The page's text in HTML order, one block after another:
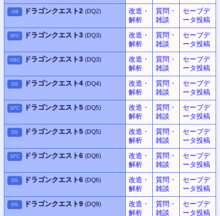
GB ドラゴンクエスト2 (DQ2)
改造・
解析
質問・
雑談
セーブデ
ータ投稿
SFC ドラゴンクエスト3 (DQ3)
改造・
解析
質問・
雑談
セーブデ
ータ投稿
GBC ドラゴンクエスト3 (DQ3)
改造・
解析
質問・
雑談
セーブデ
ータ投稿
DS ドラゴンクエスト4 (DQ4)
改造・
解析
質問・
雑談
セーブデ
ータ投稿
SFC ドラゴンクエスト5 (DQ5)
改造・
解析
質問・
雑談
セーブデ
ータ投稿
DS ドラゴンクエスト5 (DQ5)
改造・
解析
質問・
雑談
セーブデ
ータ投稿
SFC ドラゴンクエスト6 (DQ6)
改造・
解析
質問・
雑談
セーブデ
ータ投稿
DS ドラゴンクエスト6 (DQ6)
改造・
解析
質問・
雑談
セーブデ
ータ投稿
DS ドラゴンクエスト9 (DQ9)
改造・
解析
質問・
雑談
セーブデ
ータ投稿